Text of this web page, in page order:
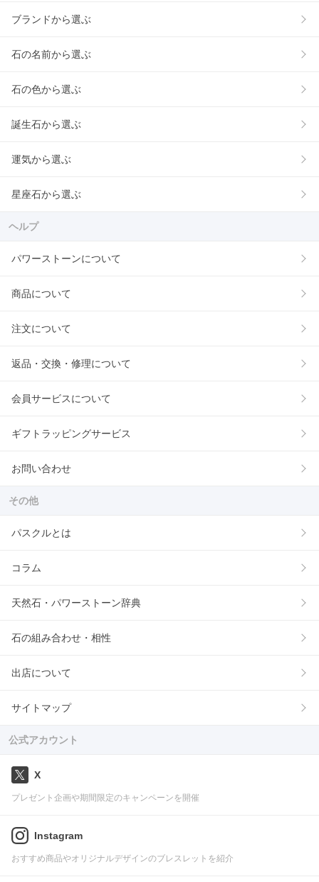
ブランドから選ぶ
石の名前から選ぶ
石の色から選ぶ
誕生石から選ぶ
運気から選ぶ
星座石から選ぶ
ヘルプ
パワーストーンについて
商品について
注文について
返品・交換・修理について
会員サービスについて
ギフトラッピングサービス
お問い合わせ
その他
パスクルとは
コラム
天然石・パワーストーン辞典
石の組み合わせ・相性
出店について
サイトマップ
公式アカウント
X
プレゼント企画や期間限定のキャンペーンを開催
Instagram
おすすめ商品やオリジナルデザインのブレスレットを紹介